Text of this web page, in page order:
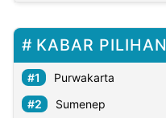
KABAR PILIHAN
Purwakarta
Sumenep